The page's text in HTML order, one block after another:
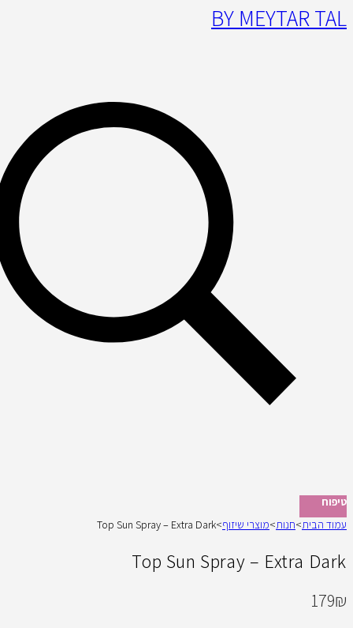
BY MEYTAR TAL
טיפוח
עמוד הבית>חנות>מוצרי שיזוף>
Top Sun Spray – Extra Dark
Top Sun Spray – Extra Dark
179₪